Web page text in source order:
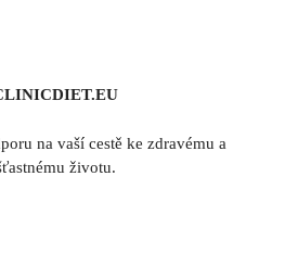
na vaší cestě ke zdravému a
životu.